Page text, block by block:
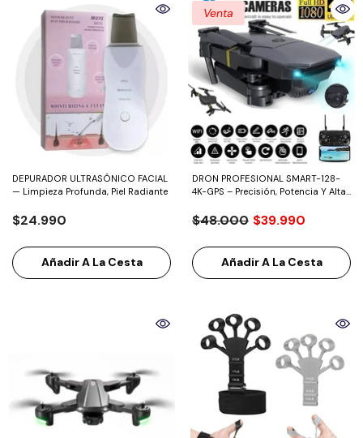
DEPURADOR ULTRASÓNICO FACIAL
— Limpieza Profunda, Piel Radiante
$24.990
Añadir A La Cesta
Venta
DRON PROFESIONAL SMART-128-
4K-GPS – Precisión, Potencia Y Alta
$48.000 $39.990
Añadir A La Cesta